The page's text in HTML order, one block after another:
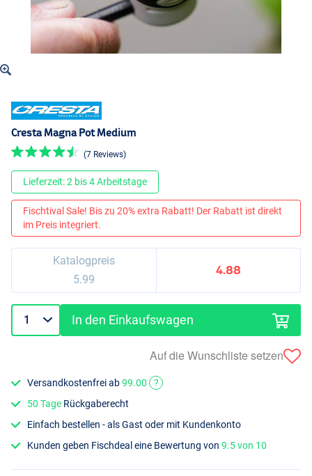
Cresta Magna Pot Medium
(7 Reviews)
Lieferzeit: 2 bis 4 Arbeitstage
Fischtival Sale! Bis zu 20% extra Rabatt! Der Rabatt ist direkt
im Preis integriert.
Katalogpreis
5.99
4.88
In den Einkaufswagen
Auf die Wunschliste setzen
Versandkostenfrei ab99.00
?
50 Tage Rückgaberecht
Einfach bestellen - als Gast oder mit Kundenkonto
Kunden geben Fischdeal eine Bewertung von9.5 von 10